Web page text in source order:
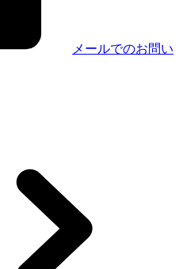
メールでのお問い